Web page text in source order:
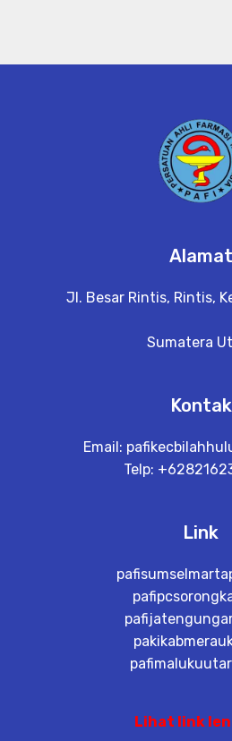
Alamat
Jl. Besar Rintis, Rintis,
Sumatera
Kontak
Email:
Telp:
Link
Lihat link